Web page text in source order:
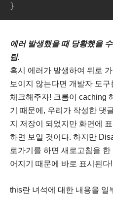
}
에러 발생했을 때 당황했을
팁.
혹시 에러가 발생하여 뒤로
보이지 않는다면 개발자 도
체크해주자! 크롬이 caching
기 때문에, 우리가 작성한 댓
지 저장이 되었지만 화면에
하면 보일 것이다. 하지만
로가기를 하면 새로고침을
어지기 때문에 바로 표시된다!
this란 녀석에 대한 내용을 일